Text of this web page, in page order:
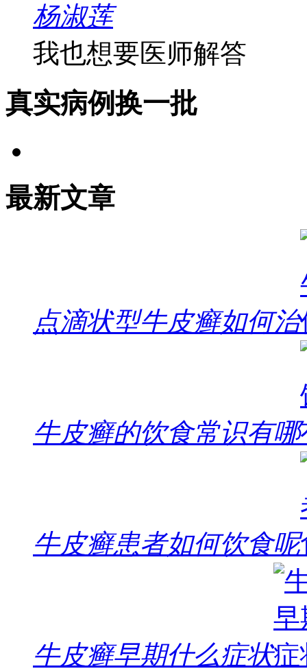
杨淑莲
我也想要医师解答
真实病例换一批
最新文章
点滴状型牛皮癣如何治
牛皮癣的饮食常识有哪
牛皮癣患者如何饮食呢
牛皮癣早期什么症状